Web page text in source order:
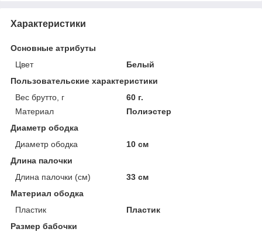
Характеристики
Основные атрибуты
Цвет
Белый
Пользовательские характеристики
Вес брутто, г
60 г.
Материал
Полиэстер
Диаметр ободка
Диаметр ободка
10 см
Длина палочки
Длина палочки (см)
33 см
Материал ободка
Пластик
Пластик
Размер бабочки